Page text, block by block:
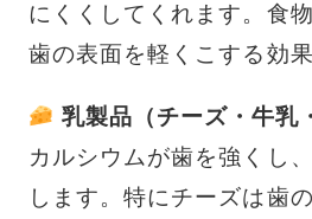
にくくしてくれます。食
歯の表面を軽くこする効
乳製品（チーズ・牛乳
カルシウムが歯を強くし
します。特にチーズは歯